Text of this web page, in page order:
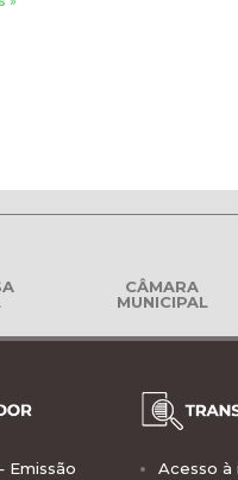
CÂMARA
MUNICIPAL
Emissão
Acesso à